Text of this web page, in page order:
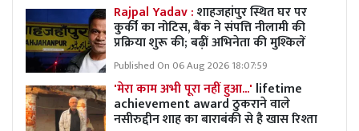
Rajpal Yadav :शाहजहांपुर स्थित घर पर
कुर्की का नोटिस, बैंक ने संपत्ति नीलामी की
प्रक्रिया शुरू की; बढ़ीं अभिनेता की मुश्किलें
Published On 06 Aug 2026 18:07:59
'मेरा काम अभी पूरा नहीं हुआ...' lifetime
achievement award ठुकराने वाले
नसीरुद्दीन शाह का बाराबंकी से है खास रिश्ता